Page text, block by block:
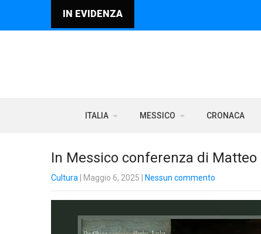
IN EVIDENZA
ITALIA MESSICO CRONACA
In Messico conferenza di
Cultura | Maggio 6, 2025 Nessun commento